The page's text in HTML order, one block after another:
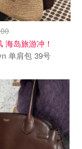
海岛旅游冲！
单肩包 39号